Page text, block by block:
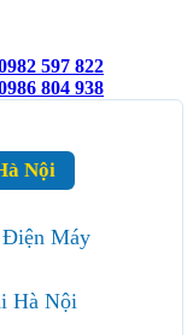
597 822
804 938
Nội
Máy
Hà Nội